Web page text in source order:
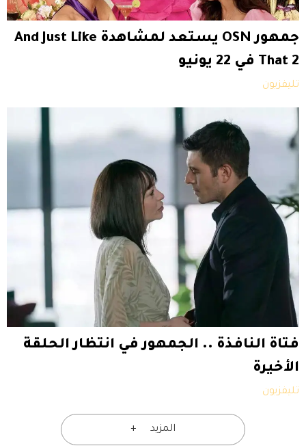
جمهور OSN يستعد لمشاهدة And Just Like
That 2 في 22 يونيو
تليفزيون
فتاة النافذة .. الجمهور في انتظار الحلقة
الأخيرة
تليفزيون
المزيد